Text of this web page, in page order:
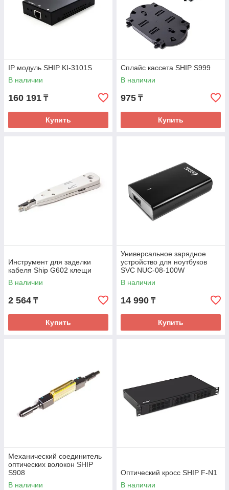
IP модуль SHIP KI-3101S
В наличии
160 191 ₸
Купить
Сплайс кассета SHIP S999
В наличии
975 ₸
Купить
Инструмент для заделки
кабеля Ship G602 клещи
В наличии
2 564 ₸
Купить
Универсальное зарядное
устройство для ноутбуков
SVC NUC-08-100W
В наличии
14 990 ₸
Купить
Механический соединитель
оптических волокон SHIP
S908
В наличии
Оптический кросс SHIP F-N1
В наличии